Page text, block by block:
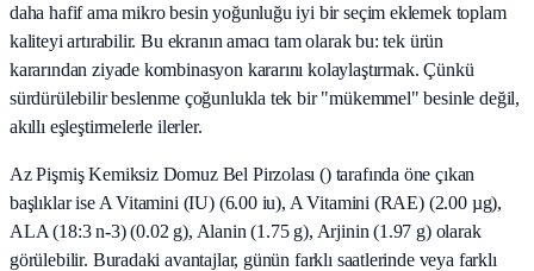
daha hafif ama mikro besin yoğunluğu iyi bir seçim eklemek toplam
kaliteyi artırabilir. Bu ekranın amacı tam olarak bu: tek ürün
kararından ziyade kombinasyon kararını kolaylaştırmak. Çünkü
sürdürülebilir beslenme çoğunlukla tek bir "mükemmel" besinle değil,
akıllı eşleştirmelerle ilerler.
Az Pişmiş Kemiksiz Domuz Bel Pirzolası () tarafında öne çıkan
başlıklar ise A Vitamini (IU) (6.00 iu), A Vitamini (RAE) (2.00 µg),
ALA (18:3 n-3) (0.02 g), Alanin (1.75 g), Arjinin (1.97 g) olarak
görülebilir. Buradaki avantajlar, günün farklı saatlerinde veya farklı